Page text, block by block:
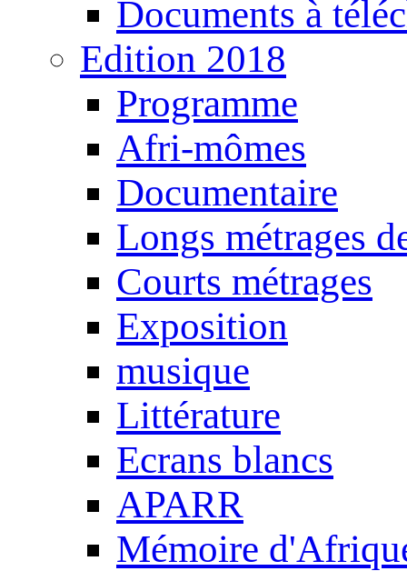
Documents à
Edition 2018
Programme
Afri-mômes
Documentaire
Longs métrages
Courts métrages
Exposition
musique
Littérature
Ecrans blancs
APARR
Mémoire